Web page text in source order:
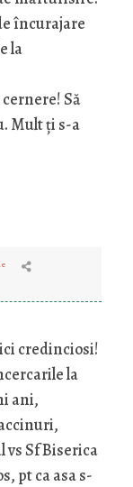
încurajare
la
Să
Mult ți s-a
credinciosi!
la
ani,
Sf Biserica
pt ca asa s-